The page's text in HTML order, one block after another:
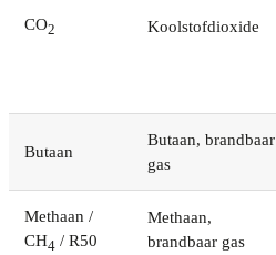
CO2 Koolstofdioxide
Butaan
Butaan, brandbaar
gas
Methaan /
CH4 / R50
Methaan,
brandbaar gas